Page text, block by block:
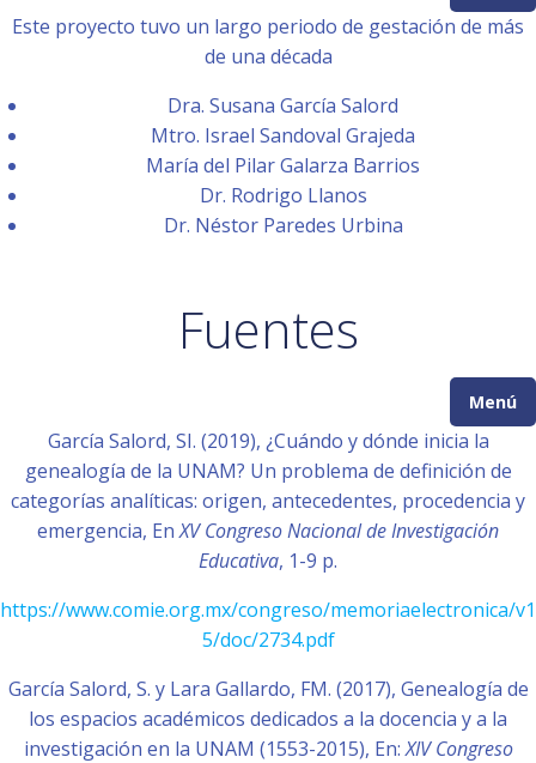
Este proyecto tuvo un largo periodo de gestación de más
de una década
Dra. Susana García Salord
Mtro. Israel Sandoval Grajeda
María del Pilar Galarza Barrios
Dr. Rodrigo Llanos
Dr. Néstor Paredes Urbina
Fuentes
Menú
García Salord, SI. (2019), ¿Cuándo y dónde inicia la
genealogía de la UNAM? Un problema de definición de
categorías analíticas: origen, antecedentes, procedencia y
emergencia, EnXV Congreso Nacional de Investigación
Educativa, 1-9 p.
https://www.comie.org.mx/congreso/memoriaelectronica/v1
5/doc/2734.pdf
García Salord, S. y Lara Gallardo, FM. (2017), Genealogía de
los espacios académicos dedicados a la docencia y a la
investigación en la UNAM (1553-2015), En:XIV Congreso